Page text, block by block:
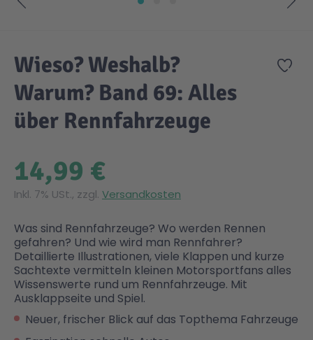
Sicherheit
Krimi / Thriller
Liebesromane
Sachbücher / Wissen
Kuscheltiere
Puppen & Puppenzubehör
Puzzle & Legespiele
Elektronische Spielwaren
Kreativ
DC Comics™ Super Heroes
Disney
DUPLO®
Jurassic World™
Harry Potter™
Country
Fairies
Family Fun
Fun Stars
Heroes
Zur
Wieso? Weshalb?
Warum? Band 69: Alles
über Rennfahrzeuge
14,99 €
Inkl. 7% USt., zzgl. Versandkosten
Was sind Rennfahrzeuge? Wo werden Rennen
gefahren? Und wie wird man Rennfahrer?
Detaillierte Illustrationen, viele Klappen und kurze
Sachtexte vermitteln kleinen Motorsportfans alles
Wissenswerte rund um Rennfahrzeuge. Mit
Ausklappseite und Spiel.
Neuer, frischer Blick auf das Topthema Fahrzeuge